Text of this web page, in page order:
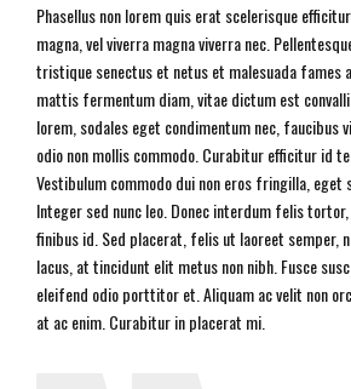
Phasellus non lorem quis erat scelerisque
magna, vel viverra magna viverra nec.
tristique senectus et netus et malesuada fames
mattis fermentum diam, vitae dictum est
lorem, sodales eget condimentum nec, faucibus
odio non mollis commodo. Curabitur efficitur id
Vestibulum commodo dui non eros fringilla, eget
Integer sed nunc leo. Donec interdum felis
finibus id. Sed placerat, felis ut laoreet semper,
lacus, at tincidunt elit metus non nibh. Fusce
eleifend odio porttitor et. Aliquam ac velit non
at ac enim. Curabitur in placerat mi.